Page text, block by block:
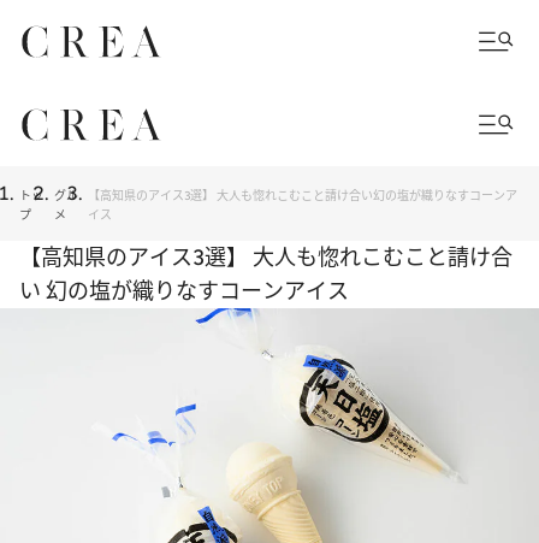
トッ
プ
グル
メ
【高知県のアイス3選】 大人も惚れこむこと請け合い幻の塩が織りなすコーンア
イス
【高知県のアイス3選】 大人も惚れこむこと請け合
い 幻の塩が織りなすコーンアイス